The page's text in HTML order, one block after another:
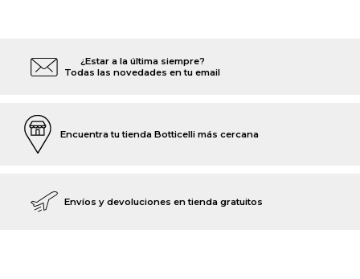
¿Estar a la última siempre?
Todas las novedades en tu email
Encuentra tu tienda Botticelli más cercana
Envíos y devoluciones en tienda gratuitos